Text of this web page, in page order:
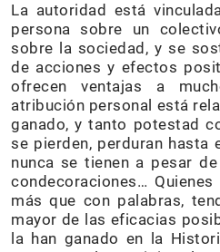
La autoridad está
persona sobre un
sobre la sociedad, y se
de acciones y efectos
ofrecen ventajas a
atribución personal está
ganado, y tanto potestad
se pierden, perduran
nunca se tienen a pesar
condecoraciones…
más que con palabras,
mayor de las eficacias
la han ganado en la